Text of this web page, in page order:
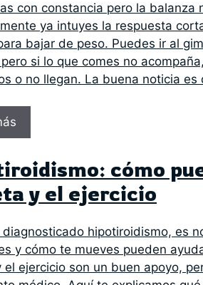
con constancia pero la balanza
ya intuyes la respuesta
bajar de peso. Puedes ir al
si lo que comes no
o no llegan. La buena noticia
cómo
y el ejercicio
diagnosticado hipotiroidismo, es
y cómo te mueves pueden
el ejercicio son un buen apoyo,